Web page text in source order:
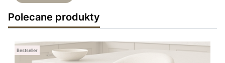
Polecane produkty
Bestseller